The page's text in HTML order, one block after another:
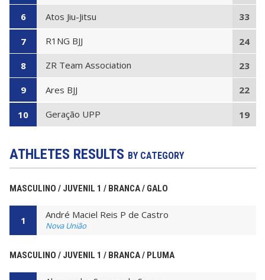
6 Atos Jiu-Jitsu 33
7 R1NG BJJ 24
8 ZR Team Association 23
9 Ares BJJ 22
10 Geração UPP 19
ATHLETES RESULTS BY CATEGORY
MASCULINO / JUVENIL 1 / BRANCA / GALO
1 André Maciel Reis P de Castro
Nova União
MASCULINO / JUVENIL 1 / BRANCA / PLUMA